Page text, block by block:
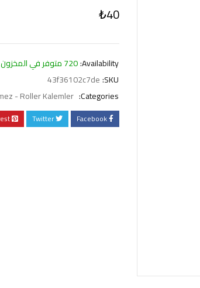
₺40
Availability: 720 متوفر في المخزون
SKU:
43f36102c7de
Categories:
- Roller Kalemler
Facebook
Twitter